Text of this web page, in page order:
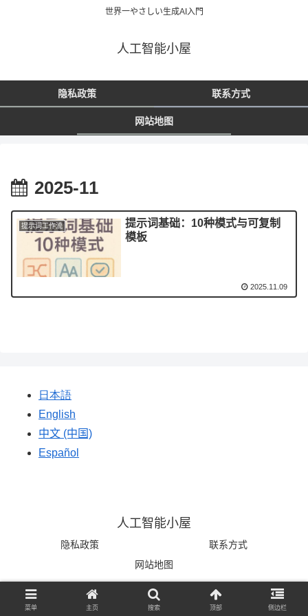
世界一やさしい生成AI入門
人工智能小屋
隐私政策 联系方式
网站地图
2025-11
提示词工作流
提示词基础：10种模式与可复制
模板
2025.11.09
日本語
English
中文 (中国)
Español
人工智能小屋
隐私政策
联系方式
网站地图
© 2025 人工智能小屋.
菜单 主页 搜索 顶部 侧边栏